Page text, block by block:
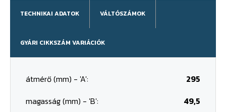
TECHNIKAI ADATOK VÁLTÓSZÁMOK
GYÁRI CIKKSZÁM VARIÁCIÓK
átmérő (mm) - 'A':
295
magasság (mm) - 'B':
49,5